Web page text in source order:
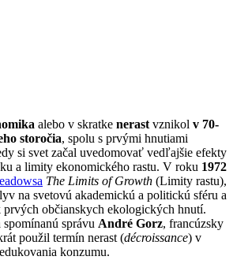
alebo v skratke nerast vznikol v 70-
storočia, spolu s prvými hnutiami
si svet začal uvedomovať vedľajšie efekty
a limity ekonomického rastu. V roku 1972
The Limits of Growth (Limity rastu),
na svetovú akademickú a politickú sféru a
občianskych ekologických hnutí.
správu André Gorz, francúzsky
použil termín nerast (décroissance) v
konzumu.